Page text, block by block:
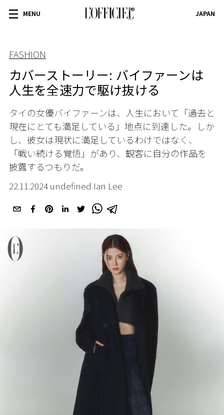
MENU JAPAN
FASHION
カバーストーリー: バイファーンは
人生を全速力で駆け抜ける
タイの女優バイファーンは、人生において「過去と
現在にとても満足している」地点に到達した。しか
し、彼女は現状に満足しているわけではなく、
「戦い続ける覚悟」があり、観客に自分の作品を
披露するつもりだ。
22.11.2024 undefined Ian Lee